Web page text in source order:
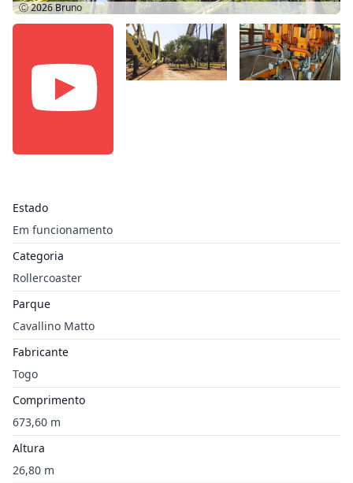
Estado
Em funcionamento
Categoria
Rollercoaster
Parque
Cavallino Matto
Fabricante
Togo
Comprimento
673,60 m
Altura
26,80 m
Ⓒ 2026 Bruno